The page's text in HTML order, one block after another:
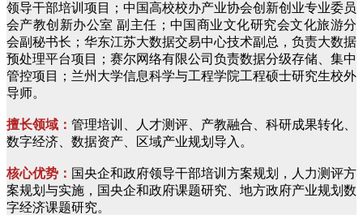
领导干部培训项目；中国高校校办产业协会创新创业专业委员
会产教创新办公室 副主任；中国商业文化研究会文化旅游分
会副秘书长；华东江苏大数据交易中心技术副总，负责大数据
预处理平台项目；赛尔网络有限公司负责数据分级存储、集中
管控项目；兰州大学信息科学与工程学院工程硕士研究生校外
导师。
擅长领域： 管理培训、人才测评、产教融合、科研成果转化、
数字经济、数据资产、区域产业规划导入。
核心优势： 国央企和政府领导干部培训方案规划，人力测评方
案规划与实施，国央企和政府课题研究、地方政府产业规划数
字经济课题研究。